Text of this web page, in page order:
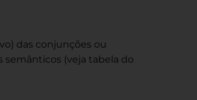
das conjunções ou
semânticos (veja tabela do